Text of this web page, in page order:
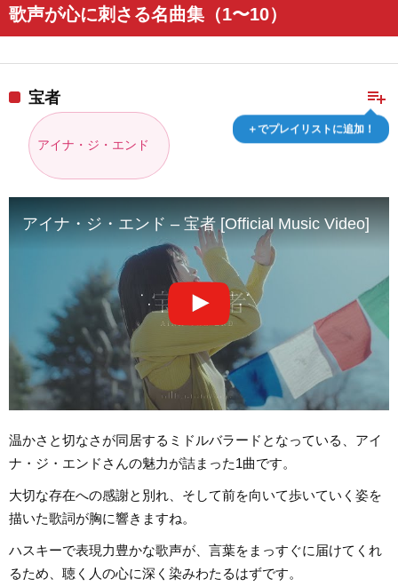
歌声が心に刺さる名曲集（1〜10）
playlist_add
＋でプレイリストに追加！
宝者
アイナ・ジ・エンド
アイナ・ジ・エンド – 宝者 [Official Music Video]（
温かさと切なさが同居するミドルバラードとなっている、アイ
ナ・ジ・エンドさんの魅力が詰まった1曲です。
大切な存在への感謝と別れ、そして前を向いて歩いていく姿を
描いた歌詞が胸に響きますね。
ハスキーで表現力豊かな歌声が、言葉をまっすぐに届けてくれ
るため、聴く人の心に深く染みわたるはずです。